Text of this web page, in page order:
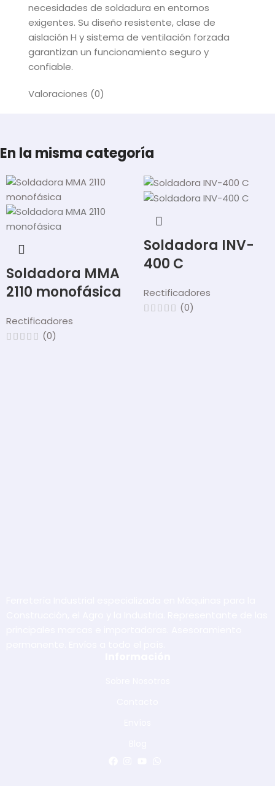
necesidades de soldadura en entornos
exigentes. Su diseño resistente, clase de
aislación H y sistema de ventilación forzada
garantizan un funcionamiento seguro y
confiable.
Valoraciones (0)
En la misma categoría
Soldadora MMA
2110 monofásica
Rectificadores
(0)
Soldadora INV-
400 C
Rectificadores
(0)